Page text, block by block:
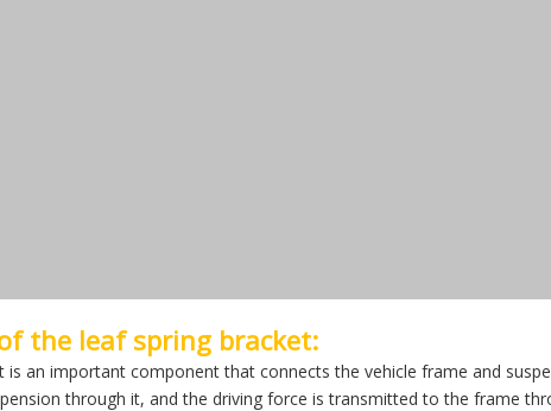
the leaf spring bracket:
is an important component that connects the vehicle frame and
through it, and the driving force is transmitted to the frame